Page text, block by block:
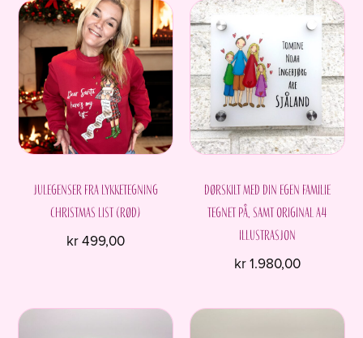
har
flere
varianter.
Alternativene
kan
velges
på
flere
varianter.
Alternativene
kan
velges
på
Julegenser fra Lykketegning
Christmas list (rød)
kr499,00
har
Dørskilt med din egen familie
tegnet på, samt original A4
illustrasjon
kr1.980,00